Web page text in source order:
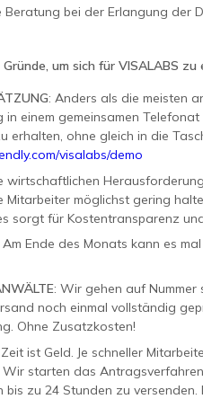
Beratung bei der Erlangung
um sich für VISALABS zu
: Anders als die meisten
einem gemeinsamen
erhalten, ohne gleich in die
visalabs/demo
wirtschaftlichen
möglichst gering
sorgt für Kostentransparenz
Am Ende des Monats kann es
: Wir gehen auf
noch einmal vollständig
Ohne Zusatzkosten!
Zeit ist Geld. Je schneller
starten das
zu 24 Stunden zu